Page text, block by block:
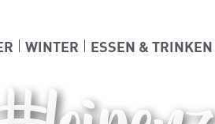
WINTER ESSEN & TRINKEN